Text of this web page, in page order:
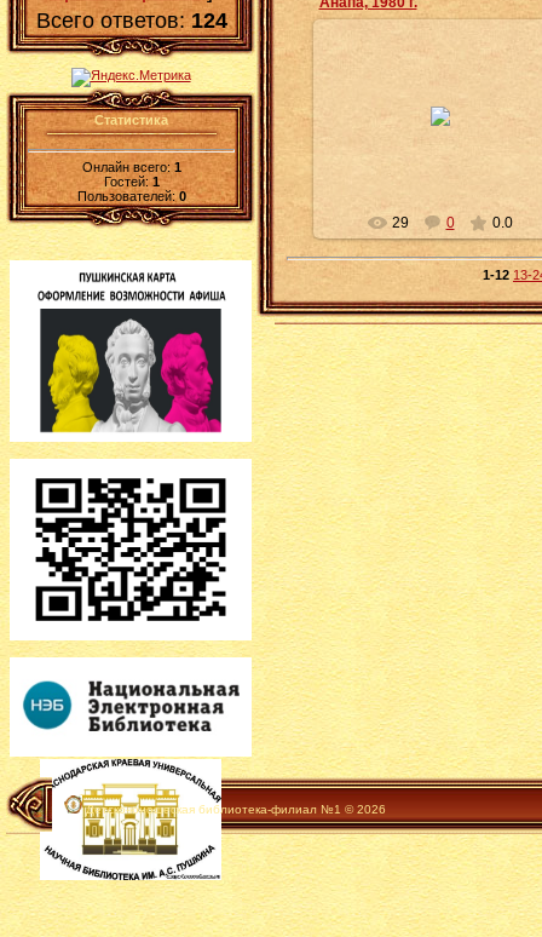
Всего ответов: 124
Статистика
Онлайн всего:1
Гостей:1
Пользователей: 0
годов из книги «Анапа:
фотоальбом». – Москва, 1985. –
29 0 0.0
1-12 13-
Детско-юношеская библиотека-филиал №1 © 2026